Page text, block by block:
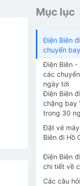
Mục lục
Điện Biên
chuyến
Điện Biên -
các
ngày tới
Điện Biên
chặng bay
trong 30
Đặt vé
Biên đi Hồ
Điện Biên
chi tiết về
Các câu